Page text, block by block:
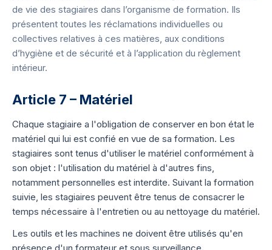
de vie des stagiaires dans l’organisme de formation. Ils
présentent toutes les réclamations individuelles ou
collectives relatives à ces matières, aux conditions
d’hygiène et de sécurité et à l’application du règlement
intérieur.
Article 7 – Matériel
Chaque stagiaire a l'obligation de conserver en bon état le
matériel qui lui est confié en vue de sa formation. Les
stagiaires sont tenus d'utiliser le matériel conformément à
son objet : l'utilisation du matériel à d'autres fins,
notamment personnelles est interdite. Suivant la formation
suivie, les stagiaires peuvent être tenus de consacrer le
temps nécessaire à l'entretien ou au nettoyage du matériel.
Les outils et les machines ne doivent être utilisés qu'en